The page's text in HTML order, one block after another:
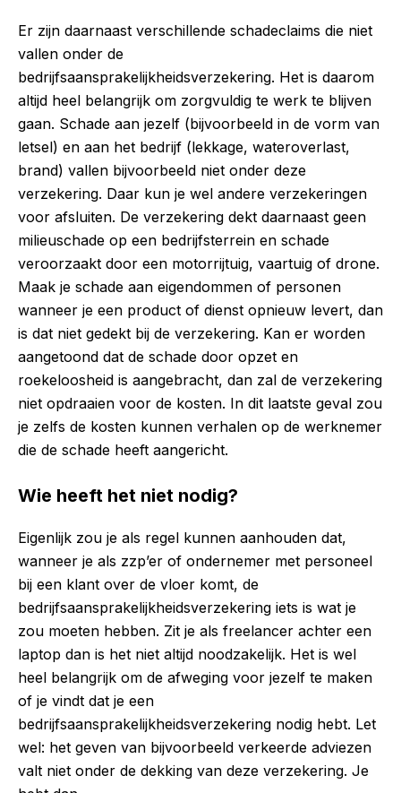
Er zijn daarnaast verschillende schadeclaims die niet
vallen onder de
bedrijfsaansprakelijkheidsverzekering. Het is daarom
altijd heel belangrijk om zorgvuldig te werk te blijven
gaan. Schade aan jezelf (bijvoorbeeld in de vorm van
letsel) en aan het bedrijf (lekkage, wateroverlast,
brand) vallen bijvoorbeeld niet onder deze
verzekering. Daar kun je wel andere verzekeringen
voor afsluiten. De verzekering dekt daarnaast geen
milieuschade op een bedrijfsterrein en schade
veroorzaakt door een motorrijtuig, vaartuig of drone.
Maak je schade aan eigendommen of personen
wanneer je een product of dienst opnieuw levert, dan
is dat niet gedekt bij de verzekering. Kan er worden
aangetoond dat de schade door opzet en
roekeloosheid is aangebracht, dan zal de verzekering
niet opdraaien voor de kosten. In dit laatste geval zou
je zelfs de kosten kunnen verhalen op de werknemer
die de schade heeft aangericht.
Wie heeft het niet nodig?
Eigenlijk zou je als regel kunnen aanhouden dat,
wanneer je als zzp’er of ondernemer met personeel
bij een klant over de vloer komt, de
bedrijfsaansprakelijkheidsverzekering iets is wat je
zou moeten hebben. Zit je als freelancer achter een
laptop dan is het niet altijd noodzakelijk. Het is wel
heel belangrijk om de afweging voor jezelf te maken
of je vindt dat je een
bedrijfsaansprakelijkheidsverzekering nodig hebt. Let
wel: het geven van bijvoorbeeld verkeerde adviezen
valt niet onder de dekking van deze verzekering. Je